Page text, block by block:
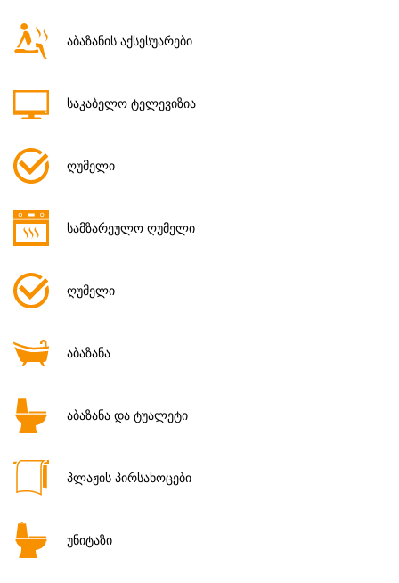
აბაზანის აქსესუარები
საკაბელო ტელევიზია
ღუმელი
სამზარეულო ღუმელი
ღუმელი
აბაზანა
აბაზანა და ტუალეტი
პლაჟის პირსახოცები
უნიტაზი